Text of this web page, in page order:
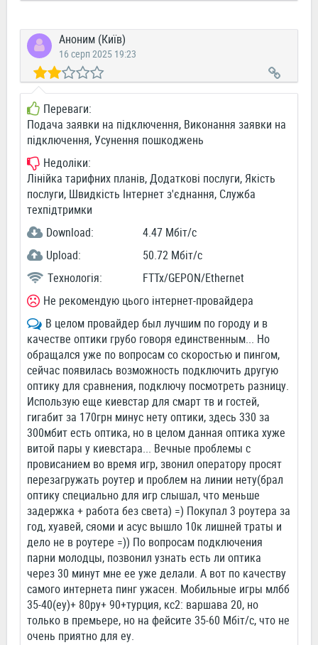
Аноним (Київ)
16 серп 2025 19:23
Переваги:
Подача заявки на підключення, Виконання заявки на
підключення, Усунення пошкоджень
Недоліки:
Лінійка тарифних планів, Додаткові послуги, Якість
послуги, Швидкість Інтернет з'єднання, Служба
техпідтримки
Download:
4.47 Мбіт/c
Upload:
50.72 Мбіт/c
Технологія:
FTTx/GEPON/Ethernet
Не рекомендую цього інтернет-провайдера
В целом провайдер был лучшим по городу и в
качестве оптики грубо говоря единственным... Но
обращался уже по вопросам со скоростью и пингом,
сейчас появилась возможность подключить другую
оптику для сравнения, подключу посмотреть разницу.
Использую еще киевстар для смарт тв и гостей,
гигабит за 170грн минус нету оптики, здесь 330 за
300мбит есть оптика, но в целом данная оптика хуже
витой пары у киевстара... Вечные проблемы с
провисанием во время игр, звонил оператору просят
перезагружать роутер и проблем на линии нету(брал
оптику специально для игр слышал, что меньше
задержка + работа без света) =) Покупал 3 роутера за
год, хуавей, сяоми и асус вышло 10к лишней траты и
дело не в роутере =)) По вопросам подключения
парни молодцы, позвонил узнать есть ли оптика
через 30 минут мне ее уже делали. А вот по качеству
самого интернета пинг ужасен. Мобильные игры млбб
35-40(еу)+ 80ру+ 90+турция, кс2: варшава 20, но
только в премьере, но на фейсите 35-60 Мбіт/с, что не
очень приятно для еу.